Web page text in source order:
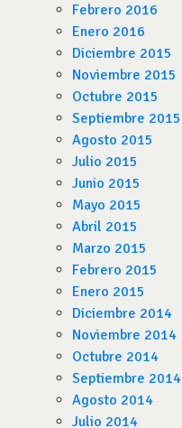
Febrero 2016
Enero 2016
Diciembre 2015
Noviembre 2015
Octubre 2015
Septiembre 2015
Agosto 2015
Julio 2015
Junio 2015
Mayo 2015
Abril 2015
Marzo 2015
Febrero 2015
Enero 2015
Diciembre 2014
Noviembre 2014
Octubre 2014
Septiembre 2014
Agosto 2014
Julio 2014